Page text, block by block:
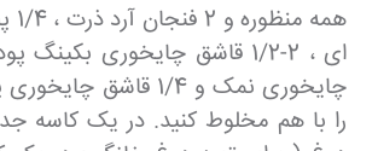
چایخوری نمک و 1/4 قاشق